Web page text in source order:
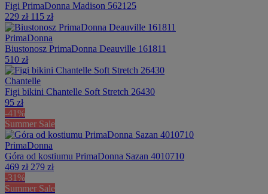
Figi PrimaDonna Madison 562125
229 zł 115 zł
PrimaDonna
Biustonosz PrimaDonna Deauville 161811
510 zł
Chantelle
Figi bikini Chantelle Soft Stretch 26430
95 zł
-41%
Summer Sale
PrimaDonna
Góra od kostiumu PrimaDonna Sazan 4010710
469 zł 279 zł
-31%
Summer Sale